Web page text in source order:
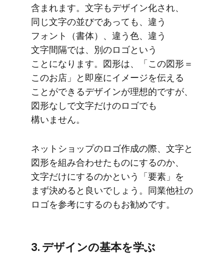
含まれます。​文字も​デザイン化され、​
同じ​文字の​並びであっても、​違う​
フォント​（書体）、​違う色、​違う​
文字間隔では、​別の​ロゴと​いう​
ことになります。​図形は、​「この​図形＝
この​お店」と​即座に​イメージを​伝える​
ことができる​デザインが​理想的ですが、​
図形なしで​文字だけの​ロゴでも​
構いません。
ネットショップの​ロゴ作成の​際、​文字と​
図形を​組み合わせた​ものに​するのか、​
文字だけに​するのかと​いう​「要素」を​
まず​決めると​良いでしょう。​同業他社の​
ロゴを​参考に​するのも​お勧めです。
3. デザインの​基本を​学ぶ